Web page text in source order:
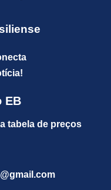
EB
tabela de preços
ail.com